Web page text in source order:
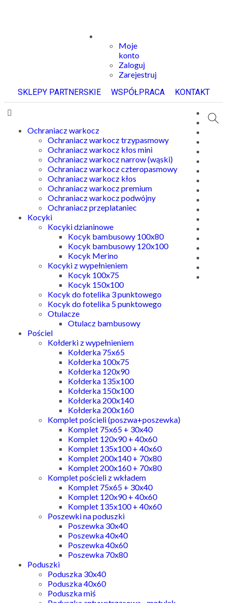
Moje
konto
Zaloguj
Zarejestruj
SKLEPY PARTNERSKIE
WSPÓŁPRACA KONTAKT
Ochraniacz warkocz
Ochraniacz warkocz trzypasmowy
Ochraniacz warkocz kłos mini
Ochraniacz warkocz narrow (wąski)
Ochraniacz warkocz czteropasmowy
Ochraniacz warkocz kłos
Ochraniacz warkocz premium
Ochraniacz warkocz podwójny
Ochraniacz przeplataniec
Kocyki
Kocyki dzianinowe
Kocyk bambusowy 100x80
Kocyk bambusowy 120x100
Kocyk Merino
Kocyki z wypełnieniem
Kocyk 100x75
Kocyk 150x100
Kocyk do fotelika 3 punktowego
Kocyk do fotelika 5 punktowego
Otulacze
Otulacz bambusowy
Pościel
Kołderki z wypełnieniem
Kołderka 75x65
Kołderka 100x75
Kołderka 120x90
Kołderka 135x100
Kołderka 150x100
Kołderka 200x140
Kołderka 200x160
Komplet pościeli (poszwa+poszewka)
Komplet 75x65 + 30x40
Komplet 120x90 + 40x60
Komplet 135x100 + 40x60
Komplet 200x140 + 70x80
Komplet 200x160 + 70x80
Komplet pościeli z wkładem
Komplet 75x65 + 30x40
Komplet 120x90 + 40x60
Komplet 135x100 + 40x60
Poszewki na poduszki
Poszewka 30x40
Poszewka 40x40
Poszewka 40x60
Poszewka 70x80
Poduszki
Poduszka 30x40
Poduszka 40x60
Poduszka miś